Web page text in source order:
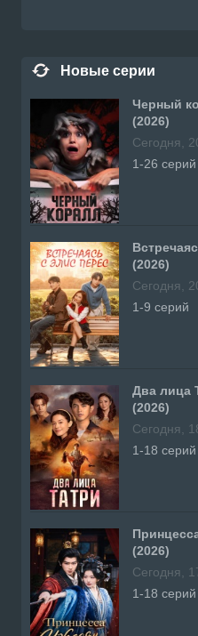
Новые серии
Черный
(2026)
Сегодня,
1-26 серий
(2026)
Сегодня,
1-9 серий
Два лица
(2026)
Сегодня,
1-18 серий
(2026)
Сегодня,
1-18 серий